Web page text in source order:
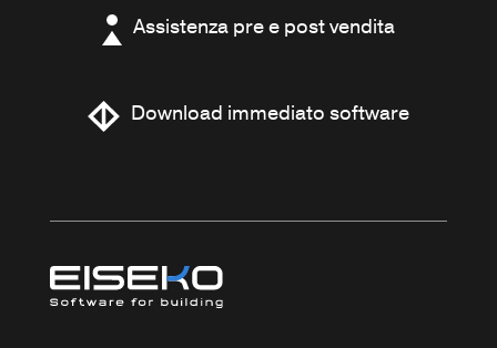
Assistenza pre e post vendita
Download immediato software